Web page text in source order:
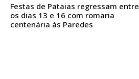
Festas de Pataias regressam entre
os dias 13 e 16 com romaria
centenária às Paredes